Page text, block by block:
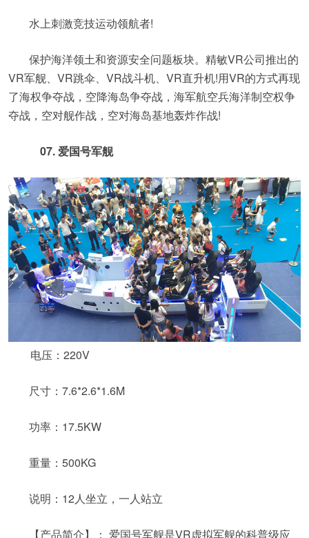
水上刺激竞技运动领航者!
保护海洋领土和资源安全问题板块。精敏VR公司推出的
VR军舰、VR跳伞、VR战斗机、VR直升机!用VR的方式再现
了海权争夺战，空降海岛争夺战，海军航空兵海洋制空权争
夺战，空对舰作战，空对海岛基地轰炸作战!
07. 爱国号军舰
电压：220V
尺寸：7.6*2.6*1.6M
功率：17.5KW
重量：500KG
说明：12人坐立，一人站立
【产品简介】： 爱国号军舰是VR虚拟军舰的科普级应